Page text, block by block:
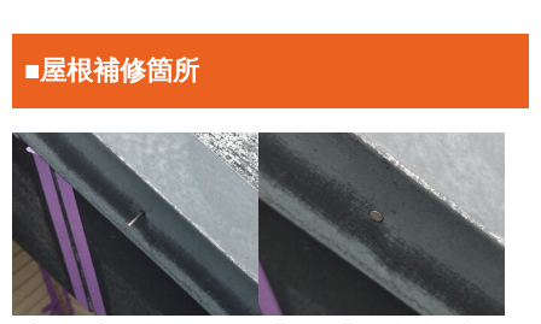
■屋根補修箇所